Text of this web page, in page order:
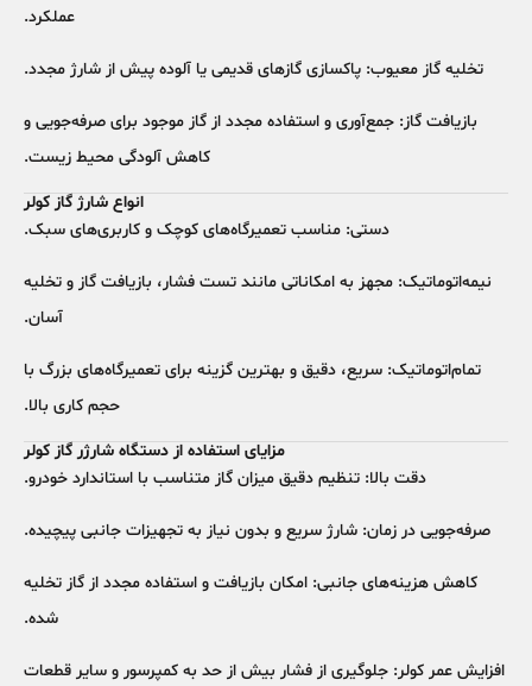
عملکرد.
تخلیه گاز معیوب: پاکسازی گازهای قدیمی یا آلوده پیش از شارژ مجدد.
بازیافت گاز: جمع‌آوری و استفاده مجدد از گاز موجود برای صرفه‌جویی و
کاهش آلودگی محیط زیست.
انواع شارژ گاز کولر
دستی: مناسب تعمیرگاه‌های کوچک و کاربری‌های سبک.
نیمه‌اتوماتیک: مجهز به امکاناتی مانند تست فشار، بازیافت گاز و تخلیه
آسان.
تمام‌اتوماتیک: سریع، دقیق و بهترین گزینه برای تعمیرگاه‌های بزرگ با
حجم کاری بالا.
مزایای استفاده از دستگاه شارژر گاز کولر
دقت بالا: تنظیم دقیق میزان گاز متناسب با استاندارد خودرو.
صرفه‌جویی در زمان: شارژ سریع و بدون نیاز به تجهیزات جانبی پیچیده.
کاهش هزینه‌های جانبی: امکان بازیافت و استفاده مجدد از گاز تخلیه
شده.
افزایش عمر کولر: جلوگیری از فشار بیش از حد به کمپرسور و سایر قطعات